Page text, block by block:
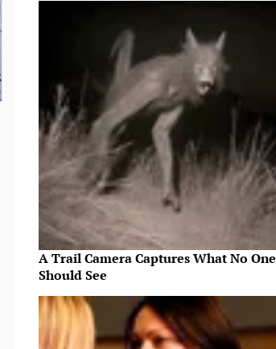
A Trail Camera Captures What No One
Should See